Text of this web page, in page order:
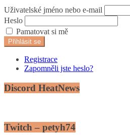
Uživatelské jméno nebo e-mail
Heslo
Pamatovat si mě
Přihlásit se
Registrace
Zapomněli jste heslo?
Discord HeatNews
Twitch – petyh74